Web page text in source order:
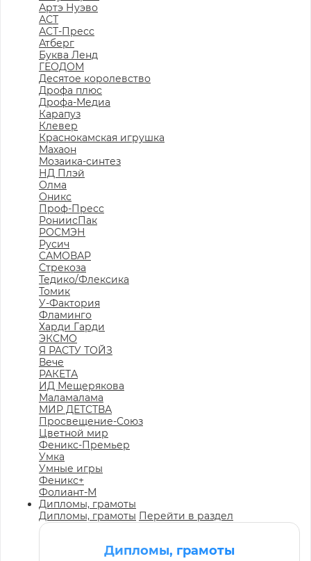
Артэ Нуэво
АСТ
АСТ-Пресс
Атберг
Буква Ленд
ГЕОДОМ
Десятое королевство
Дрофа плюс
Дрофа-Медиа
Карапуз
Клевер
Краснокамская игрушка
Махаон
Мозаика-синтез
НД Плэй
Олма
Оникс
Проф-Пресс
РониисПак
РОСМЭН
Русич
САМОВАР
Стрекоза
Тедико/Флексика
Томик
У-Фактория
Фламинго
Харди Гарди
ЭКСМО
Я РАСТУ ТОЙЗ
Вече
РАКЕТА
ИД Мещерякова
Маламалама
МИР ДЕТСТВА
Просвещение-Союз
Цветной мир
Феникс-Премьер
Умка
Умные игры
Феникс+
Фолиант-М
Дипломы, грамоты
Дипломы, грамоты Перейти в раздел
Дипломы, грамоты